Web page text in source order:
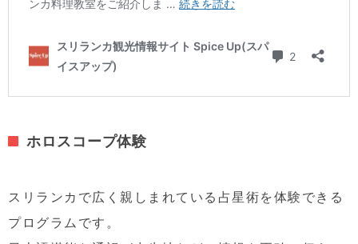
ホロスコープ体験
スリランカで広く親しまれている占星術を体験できる
プログラムです。